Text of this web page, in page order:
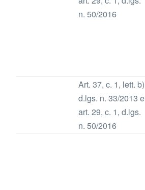
n. 50/2016
Art. 37, c. 1, lett. b)
d.lgs. n. 33/2013 e
art. 29, c. 1, d.lgs.
n. 50/2016